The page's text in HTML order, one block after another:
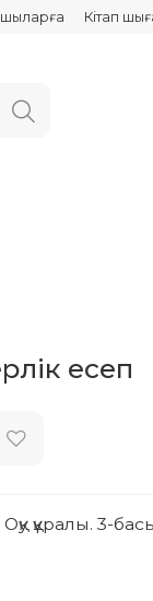
Кітап
есеп
Оқу құралы. 3-